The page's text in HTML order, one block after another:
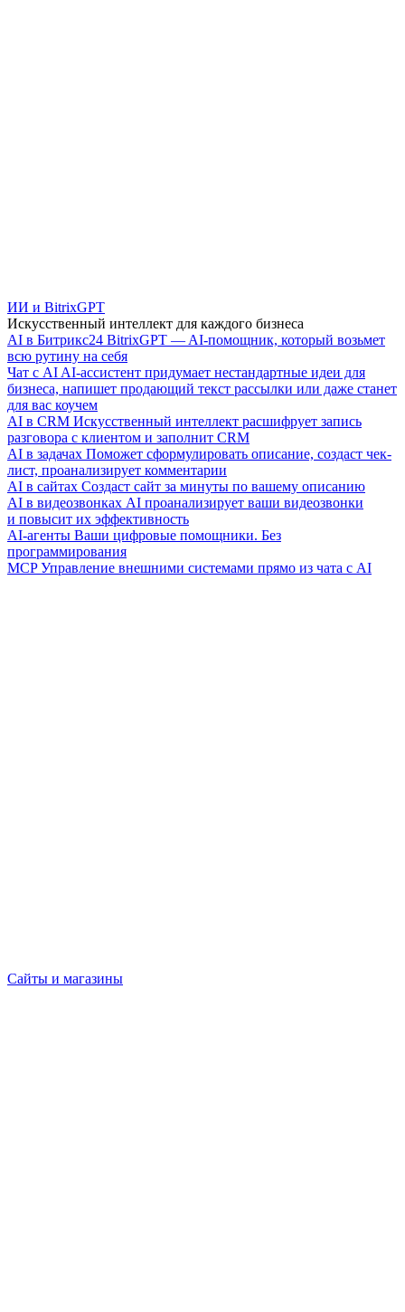
ИИ и BitrixGPT
Искусственный интеллект для каждого бизнеса
AI в Битрикс24 BitrixGPT — AI-помощник, который возьмет
всю рутину на себя
Чат с AI AI-ассистент придумает нестандартные идеи для
бизнеса, напишет продающий текст рассылки или даже станет
для вас коучем
AI в CRM Искусственный интеллект расшифрует запись
разговора с клиентом и заполнит CRM
AI в задачах Поможет сформулировать описание, создаст чек-
лист, проанализирует комментарии
AI в сайтах Создаст сайт за минуты по вашему описанию
AI в видеозвонках AI проанализирует ваши видеозвонки
и повысит их эффективность
AI-агенты Ваши цифровые помощники. Без
программирования
MCP Управление внешними системами прямо из чата с AI
Сайты и магазины